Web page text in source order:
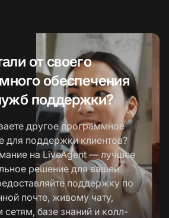
от своего
обеспечения
поддержки?
другое программное
для поддержки клиентов?
на LiveAgent — лучшее
решение для вашей
поддержку по
почте, живому чату,
базе знаний и колл-